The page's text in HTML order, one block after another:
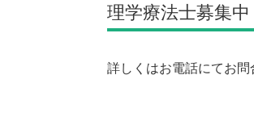
理学療法士募集
詳しくはお電話にてお問